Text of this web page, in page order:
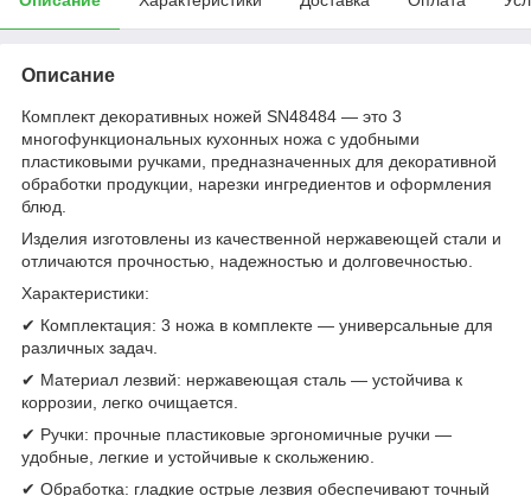
Описание
Комплект декоративных ножей SN48484 — это 3
многофункциональных кухонных ножа с удобными
пластиковыми ручками, предназначенных для декоративной
обработки продукции, нарезки ингредиентов и оформления
блюд.
Изделия изготовлены из качественной нержавеющей стали и
отличаются прочностью, надежностью и долговечностью.
Характеристики:
✔ Комплектация: 3 ножа в комплекте — универсальные для
различных задач.
✔ Материал лезвий: нержавеющая сталь — устойчива к
коррозии, легко очищается.
✔ Ручки: прочные пластиковые эргономичные ручки —
удобные, легкие и устойчивые к скольжению.
✔ Обработка: гладкие острые лезвия обеспечивают точный